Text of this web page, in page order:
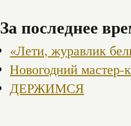
За последнее
«Лети, журавлик
Новогодний мастер-
ДЕРЖИМСЯ